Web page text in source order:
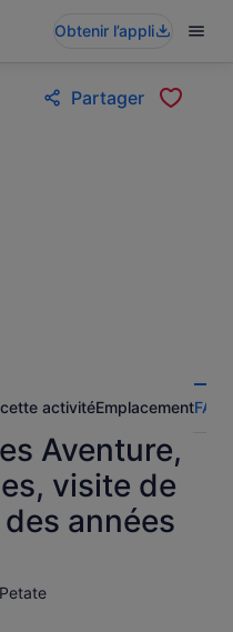
Obtenir l’appli
Partager
activitéEmplacementFAQ
Aventure,
visite de
années